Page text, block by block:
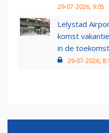
29-07-2026, 9:05
Lelystad
komst
in de
29-07-2026,